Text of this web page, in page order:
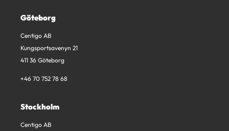
Göteborg
Centigo AB
Kungsportsavenyn 21
411 36 Göteborg
+46 70 752 78 68
Stockholm
Centigo AB